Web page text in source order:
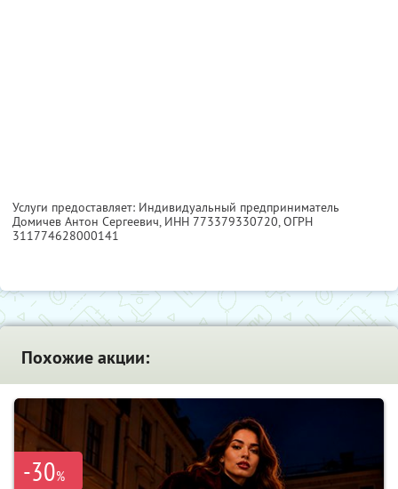
Услуги предоставляет: Индивидуальный предприниматель
Домичев Антон Сергеевич, ИНН 773379330720, ОГРН
311774628000141
Похожие акции:
-30%